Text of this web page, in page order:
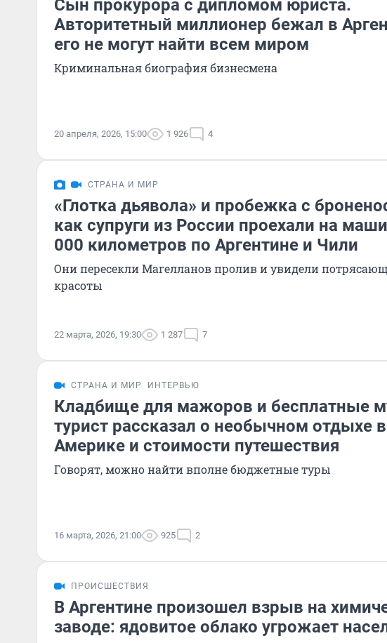
Сын прокурора с дипломом юриста.
Авторитетный миллионер бежал в
его не могут найти всем миром
Криминальная биография бизнесмена
20 апреля, 2026, 15:00 1 926 4
СТРАНА И МИР
«Глотка дьявола» и пробежка с
как супруги из России проехали на
000 километров по Аргентине и Чили
Они пересекли Магелланов пролив и увидели
красоты
22 марта, 2026, 19:30 1 287 7
СТРАНА И МИР ИНТЕРВЬЮ
Кладбище для мажоров и бесплатные
турист рассказал о необычном отдыхе
Америке и стоимости путешествия
Говорят, можно найти вполне бюджетные туры
16 марта, 2026, 21:00 925 2
ПРОИСШЕСТВИЯ
В Аргентине произошел взрыв на
заводе: ядовитое облако угрожает